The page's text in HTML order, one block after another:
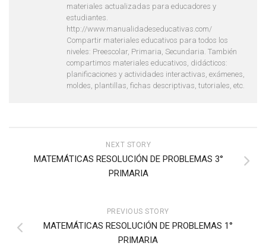
materiales actualizadas para educadores y
estudiantes.
http://www.manualidadeseducativas.com/
Compartir materiales educativos para todos los
niveles: Preescolar, Primaria, Secundaria. También
compartimos materiales educativos, didácticos:
planificaciones y actividades interactivas, exámenes,
moldes, plantillas, fichas descriptivas, tutoriales, etc.
NEXT STORY
MATEMÁTICAS RESOLUCIÓN DE PROBLEMAS 3°
PRIMARIA
PREVIOUS STORY
MATEMÁTICAS RESOLUCIÓN DE PROBLEMAS 1°
PRIMARIA